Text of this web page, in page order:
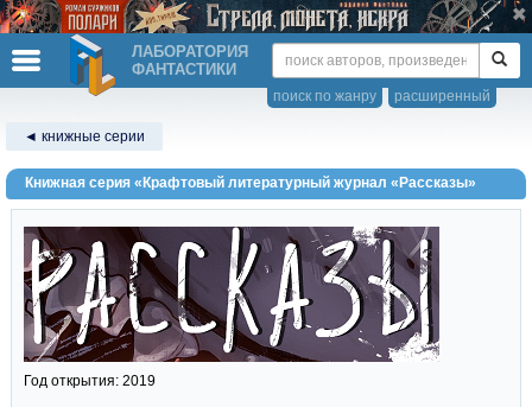
ЛАБОРАТОРИЯ
ФАНТАСТИКИ
расширенный
поиск по жанру
◄ книжные серии
Книжная серия «Крафтовый литературный журнал «Рассказы»
Год открытия: 2019